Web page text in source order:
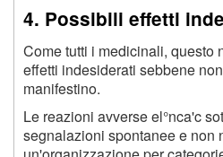
4. Possibili effetti
Come tutti i medicinali, questo
effetti indesiderati sebbene
manifestino.
Le reazioni avverse el°nca'c
segnalazioni spontanee e non